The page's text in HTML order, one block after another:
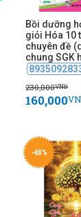
Bồi dưỡng
giỏi Hóa 10
chuyên đề
chung SGK
230,000VNĐ
160,000
-48%